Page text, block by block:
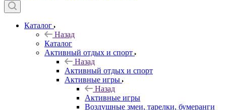
Каталог
Назад
Каталог
Активный отдых и спорт
Назад
Активный отдых и спорт
Активные игры
Назад
Активные игры
Воздушные змеи, тарелки, бумеранги